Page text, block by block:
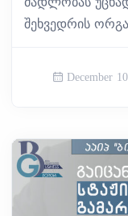
შეხვედრის
December